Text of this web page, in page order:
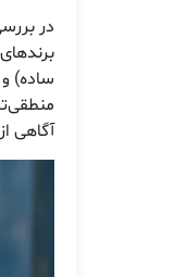
در
ساده) و
آگاهی